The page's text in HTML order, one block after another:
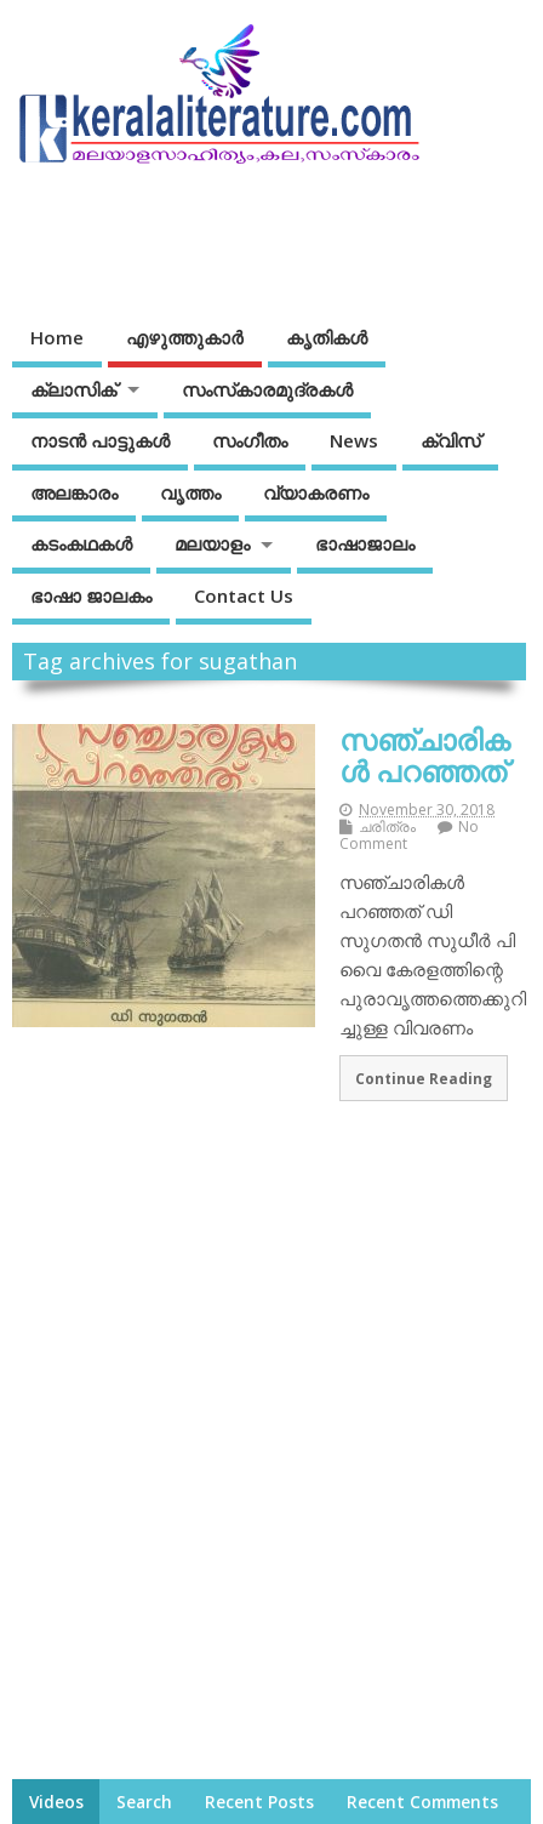
Home എഴുത്തുകാര്‍ കൃതികൾ
ക്ലാസിക് സംസ്‌കാരമുദ്രകള്‍
നാടന്‍ പാട്ടുകള്‍ സംഗീതം News ക്വിസ്
അലങ്കാരം വൃത്തം വ്യാകരണം
കടംകഥകള്‍ മലയാളം ഭാഷാജാലം
ഭാഷാ ജാലകം Contact Us
Tag archives for sugathan
സഞ്ചാരിക
ൾ പറഞ്ഞത്
November 30, 2018
ചരിത്രം
No
Comment
സഞ്ചാരികൾ
പറഞ്ഞത് ഡി
സുഗതൻ സുധീർ പി
വൈ കേരളത്തിന്റെ
പുരാവൃത്തത്തെക്കുറി
ച്ചുള്ള വിവരണം
Continue Reading
Videos Search Recent Posts Recent Comments